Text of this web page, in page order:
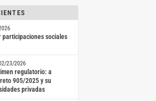
participaciones sociales
23/2026
regulatorio: a
905/2025 y su
privadas